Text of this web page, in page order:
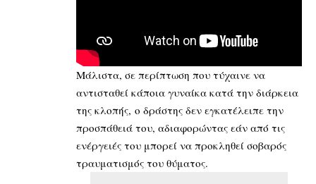
Μάλιστα, σε περίπτωση που τύχαινε να
αντισταθεί κάποια γυναίκα κατά την διάρκεια
της κλοπής, ο δράστης δεν εγκατέλειπε την
προσπάθειά του, αδιαφορώντας εάν από τις
ενέργειές του μπορεί να προκληθεί σοβαρός
τραυματισμός του θύματος.